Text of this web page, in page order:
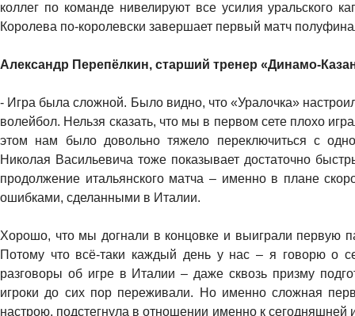
коллег по команде нивелируют все усилия уральского
Королева по-королевски завершает первый матч
Александр Перепёлкин, старший тренер «Динамо-
- Игра была сложной. Было видно, что «Уралочка»
волейбол. Нельзя сказать, что мы в первом сете плохо
этом нам было довольно тяжело переключиться с
Николая Васильевича тоже показывает достаточно
продолжение итальянского матча – именно в плане
ошибками, сделанными в Италии.
Хорошо, что мы догнали в концовке и выиграли первую
Потому что всё-таки каждый день у нас – я говорю о
разговоры об игре в Италии – даже сквозь призму
игроки до сих пор переживали. Но именно сложная
настрою, подстегнула в отношении именно к сегодняшней